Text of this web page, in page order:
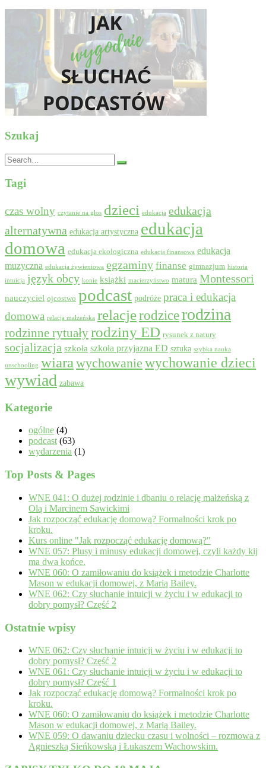
Szukaj
Search
for:
Tagi
czas wolny czytanie na głos dzieci edukacja edukacja
alternatywna edukacja artystyczna edukacja
domowa edukacja ekologiczna edukacja finansowa edukacja
muzyczna edukacja żywieniowa egzaminy finanse gimnazjum historia
intuicja język obcy konie książki macierzyństwo matura Montessori
nauczyciel ojcostwo podcast podróże praca i edukacja
domowa relacja małżeńska relacjerodzicerodzina
rodzinne rytuałyrodziny ED rysunek z natury
socjalizacja szkoła szkoła przyjazna ED sztuka szybka nauka
unschooling wiara wychowanie wychowanie dzieci
wywiad zabawa
Kategorie
ogólne (4)
podcast(63)
wydarzenia (1)
Top Posts & Pages
WNE 041: O dużej rodzinie i dbaniu o relację małżeńską z
Olą i Marcinem Sawickimi
Jak rozpocząć edukację domową? Formalności krok po
kroku.
Kurs online "Jak rozpocząć edukację domową?"
WNE 057: Plusy i minusy edukacji domowej, czyli każdy kij
ma dwa końce.
WNE 060: O zamiłowaniu do książek i metodzie Charlotte
Mason w edukacji domowej, z Marią Bailey.
WNE 062: Czy słuchanie intuicji w życiu i w edukacji to
dobry pomysł? Część 2
Ostatnie wpisy
WNE 062: Czy słuchanie intuicji w życiu i w edukacji to
dobry pomysł? Część 2
WNE 061: Czy słuchanie intuicji w życiu i w edukacji to
dobry pomysł? Część 1
Jak rozpocząć edukację domową? Formalności krok po
kroku.
WNE 060: O zamiłowaniu do książek i metodzie Charlotte
Mason w edukacji domowej, z Marią Bailey.
WNE 059: O dawaniu dziecku czasu i wolności – rozmowa z
Agnieszką Sieńkowską i Łukaszem Wachowskim.